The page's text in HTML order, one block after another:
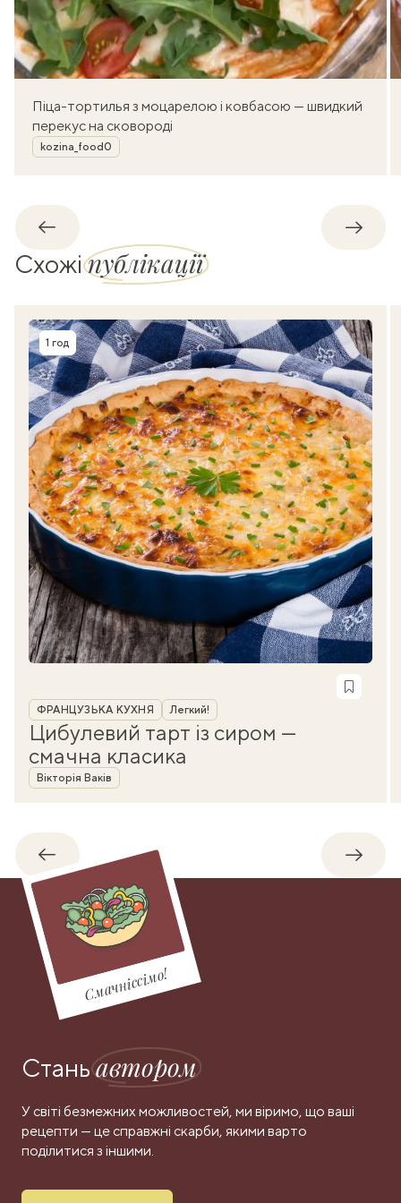
Піца-тортилья з моцарелою і ковбасою — швидкий
перекус на сковороді
Автор
kozina_food0
Назад
Схожіпублікації
Час приготування
1 год
Рубрика
ФРАНЦУЗЬКА КУХНЯ Легкий!
Цибулевий тарт із сиром —
смачна класика
Автор
Вікторія Ваків
Назад
Смачніссімо!
Станьавтором
У світі безмежних можливостей, ми віримо, що ваші
рецепти — це справжні скарби, якими варто
поділитися з іншими.